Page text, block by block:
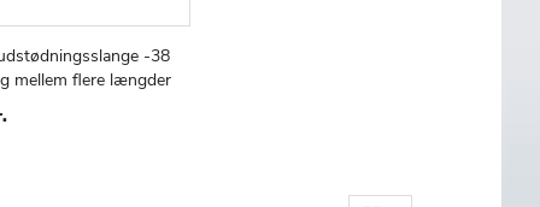
TILFØJ
TIL
SAMMENLIGN
-38
mellem flere længder